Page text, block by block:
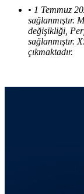
• 1 Temmuz
sağlanmıştır.
değişikliği,
sağlanmıştır.
çıkmaktadır.